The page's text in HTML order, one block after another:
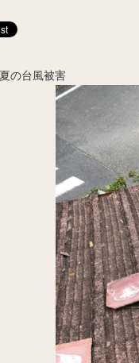
の台風被害